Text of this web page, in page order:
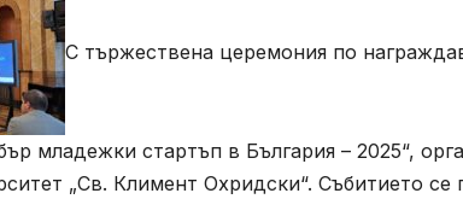
С тържествена церемония по
младежки стартъп в България – 2025“,
„Св. Климент Охридски“. Събитието се